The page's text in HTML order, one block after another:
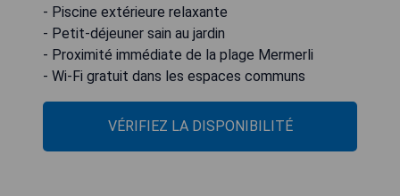
- Piscine extérieure relaxante
- Petit-déjeuner sain au jardin
- Proximité immédiate de la plage Mermerli
- Wi-Fi gratuit dans les espaces communs
VÉRIFIEZ LA DISPONIBILITÉ